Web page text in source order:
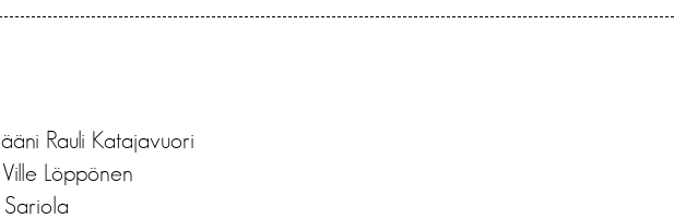
Rauli Katajavuori
Löppönen
Sariola